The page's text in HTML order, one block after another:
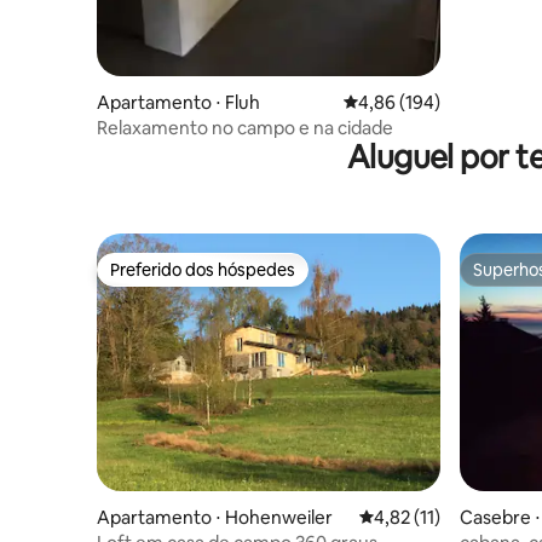
Apartamento ⋅ Fluh 4,86 de uma avaliação
4,86 (194)
Relaxamento no campo e na cidade
Aluguel por
Preferido dos hóspedes
Preferido dos hóspedes
Apartamento ⋅ Hohenweiler 4,82 de uma
4,82 (11)
Casebre